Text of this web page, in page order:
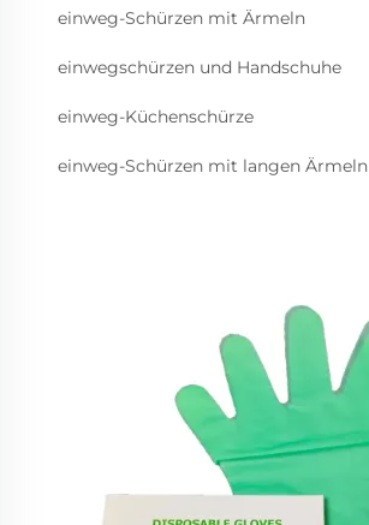
einweg-Schürzen mit Ärmeln
einwegschürzen und Handschuhe
einweg-Küchenschürze
einweg-Schürzen mit langen Ärmeln